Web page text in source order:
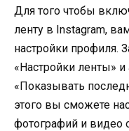
Для того чтобы
ленту в Instagram,
настройки профиля.
«Настройки ленты»
«Показывать
этого вы сможете
фотографий и видео